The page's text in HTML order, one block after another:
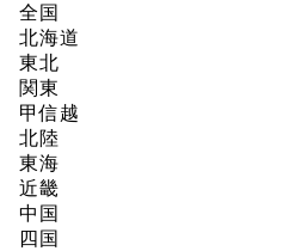
全国
北海道
東北
関東
甲信越
北陸
東海
近畿
中国
四国